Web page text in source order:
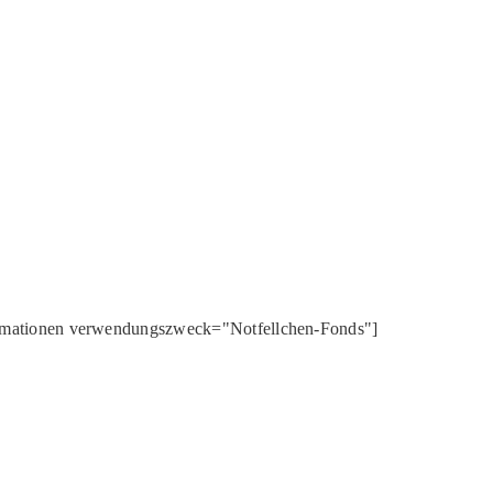
verwendungszweck="Notfellchen-Fonds"]